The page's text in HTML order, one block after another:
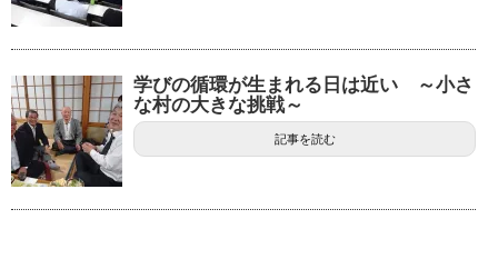
学びの循環が生まれる日は近い ～小さ
な村の大きな挑戦～
記事を読む